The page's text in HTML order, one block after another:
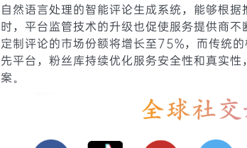
自然语言处理的智能评论生成系统，能够根
时，平台监管技术的升级也促使服务提供商
定制评论的市场份额将增长至75%，而传统
先平台，粉丝库持续优化服务安全性和真实
案。